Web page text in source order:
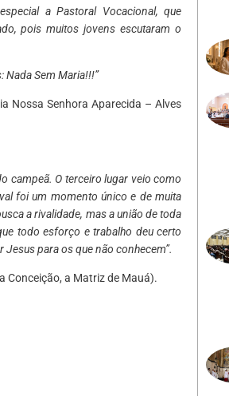
a Pastoral Vocacional, que
pois muitos jovens escutaram o
Nada Sem Maria!!!”
Nossa Senhora Aparecida – Alves
campeã. O terceiro lugar veio como
foi um momento único e de muita
a rivalidade, mas a união de toda
todo esforço e trabalho deu certo
para os que não conhecem”.
Conceição, a Matriz de Mauá).